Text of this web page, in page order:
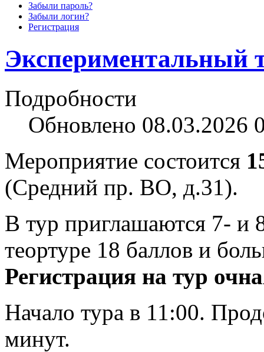
Забыли пароль?
Забыли логин?
Регистрация
Экспериментальный
Подробности
Обновлено 08.03.2026
Мероприятие состоится
(Средний пр. ВО, д.31).
В тур приглашаются 7- и
теортуре 18 баллов и
Регистрация на тур
Начало тура в 11:00.
минут.